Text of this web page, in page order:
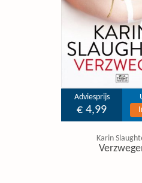
Adviesprijs
€ 4,99
Karin